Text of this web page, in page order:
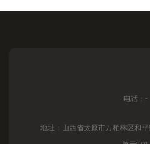
电话：-
地址：山西省太原市万柏林区和